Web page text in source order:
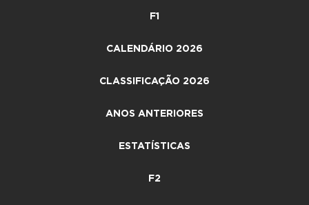
F1
CALENDÁRIO 2026
CLASSIFICAÇÃO 2026
ANOS ANTERIORES
ESTATÍSTICAS
F2